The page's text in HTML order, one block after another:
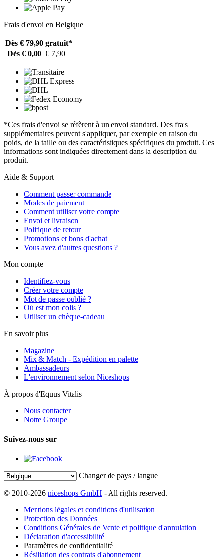
Frais d'envoi en Belgique
Dès € 79,90 gratuit*
Dès € 0,00 € 7,90
*Ces frais d'envoi se réfèrent à un envoi standard. Des frais
supplémentaires peuvent s'appliquer, par exemple en raison du
poids, de la taille ou des caractéristiques spécifiques du produit. Ces
informations sont indiquées directement dans la description du
produit.
Aide & Support
Comment passer commande
Modes de paiement
Comment utiliser votre compte
Envoi et livraison
Politique de retour
Promotions et bons d'achat
Vous avez d'autres questions ?
Mon compte
Identifiez-vous
Créer votre compte
Mot de passe oublié ?
Où est mon colis ?
Utiliser un chèque-cadeau
En savoir plus
Magazine
Mix & Match - Expédition en palette
Ambassadeurs
L'environnement selon Niceshops
À propos d'Equus Vitalis
Nous contacter
Notre Groupe
Suivez-nous sur
Changer de pays / langue
© 2010-2026 niceshops GmbH - All rights reserved.
Mentions légales et conditions d'utilisation
Protection des Données
Conditions Générales de Vente et politique d'annulation
Déclaration d'accessibilité
Paramètres de confidentialité
Résiliation des contrats d'abonnement